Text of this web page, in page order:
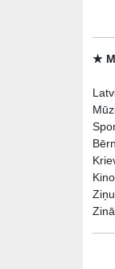
★